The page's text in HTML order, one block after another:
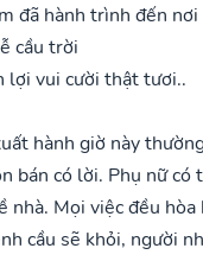
đã hành trình đến nơi
cầu trời
lợi vui cười thật tươi..
hành giờ này
bán có lời. Phụ nữ có
nhà. Mọi việc đều
cầu sẽ khỏi, người